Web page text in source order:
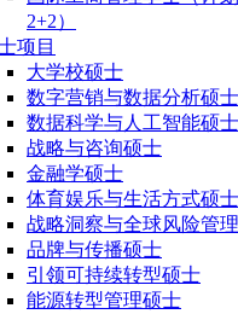
2+2）
项目
大学校硕士
数字营销与数据分析硕士
数据科学与人工智能硕士
战略与咨询硕士
金融学硕士
体育娱乐与生活方式硕士
战略洞察与全球风险管
品牌与传播硕士
引领可持续转型硕士
能源转型管理硕士